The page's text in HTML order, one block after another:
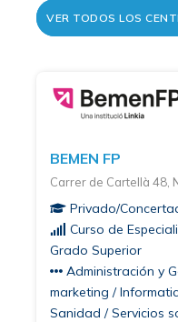
VER TODOS LOS
BEMEN FP
Carrer de Cartellà 48,
Privado/
Curso de
Grado Superior
Administración y
marketing /
Sanidad / Servicios